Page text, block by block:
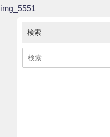
img_5551
検索